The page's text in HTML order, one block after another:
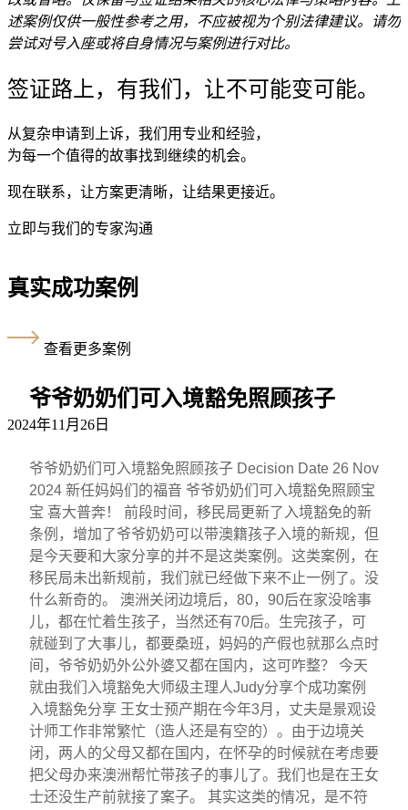
述案例仅供一般性参考之用，不应被视为个别法律建议。请勿
尝试对号入座或将自身情况与案例进行对比。
签证路上，有我们，让不可能变可能。
从复杂申请到上诉，我们用专业和经验，
为每一个值得的故事找到继续的机会。
现在联系，让方案更清晰，让结果更接近。
立即与我们的专家沟通
真实成功案例
查看更多案例
爷爷奶奶们可入境豁免照顾孩子
2024年11月26日
爷爷奶奶们可入境豁免照顾孩子 Decision Date 26 Nov
2024 新任妈妈们的福音 爷爷奶奶们可入境豁免照顾宝
宝 喜大普奔！ 前段时间，移民局更新了入境豁免的新
条例，增加了爷爷奶奶可以带澳籍孩子入境的新规，但
是今天要和大家分享的并不是这类案例。这类案例，在
移民局未出新规前，我们就已经做下来不止一例了。没
什么新奇的。 澳洲关闭边境后，80，90后在家没啥事
儿，都在忙着生孩子，当然还有70后。生完孩子，可
就碰到了大事儿，都要桑班，妈妈的产假也就那么点时
间，爷爷奶奶外公外婆又都在国内，这可咋整？ 今天
就由我们入境豁免大师级主理人Judy分享个成功案例
入境豁免分享 王女士预产期在今年3月，丈夫是景观设
计师工作非常繁忙（造人还是有空的）。由于边境关
闭，两人的父母又都在国内，在怀孕的时候就在考虑要
把父母办来澳洲帮忙带孩子的事儿了。我们也是在王女
士还没生产前就接了案子。 其实这类的情况，是不符